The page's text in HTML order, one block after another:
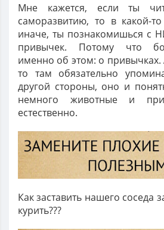
Мне кажется, если ты
саморазвитию, то в какой-
иначе, ты познакомишься с
привычек. Потому что
именно об этом: о привычках.
то там обязательно
другой стороны, оно и
немного животные и
естественно.
Как заставить нашего соседа
курить???